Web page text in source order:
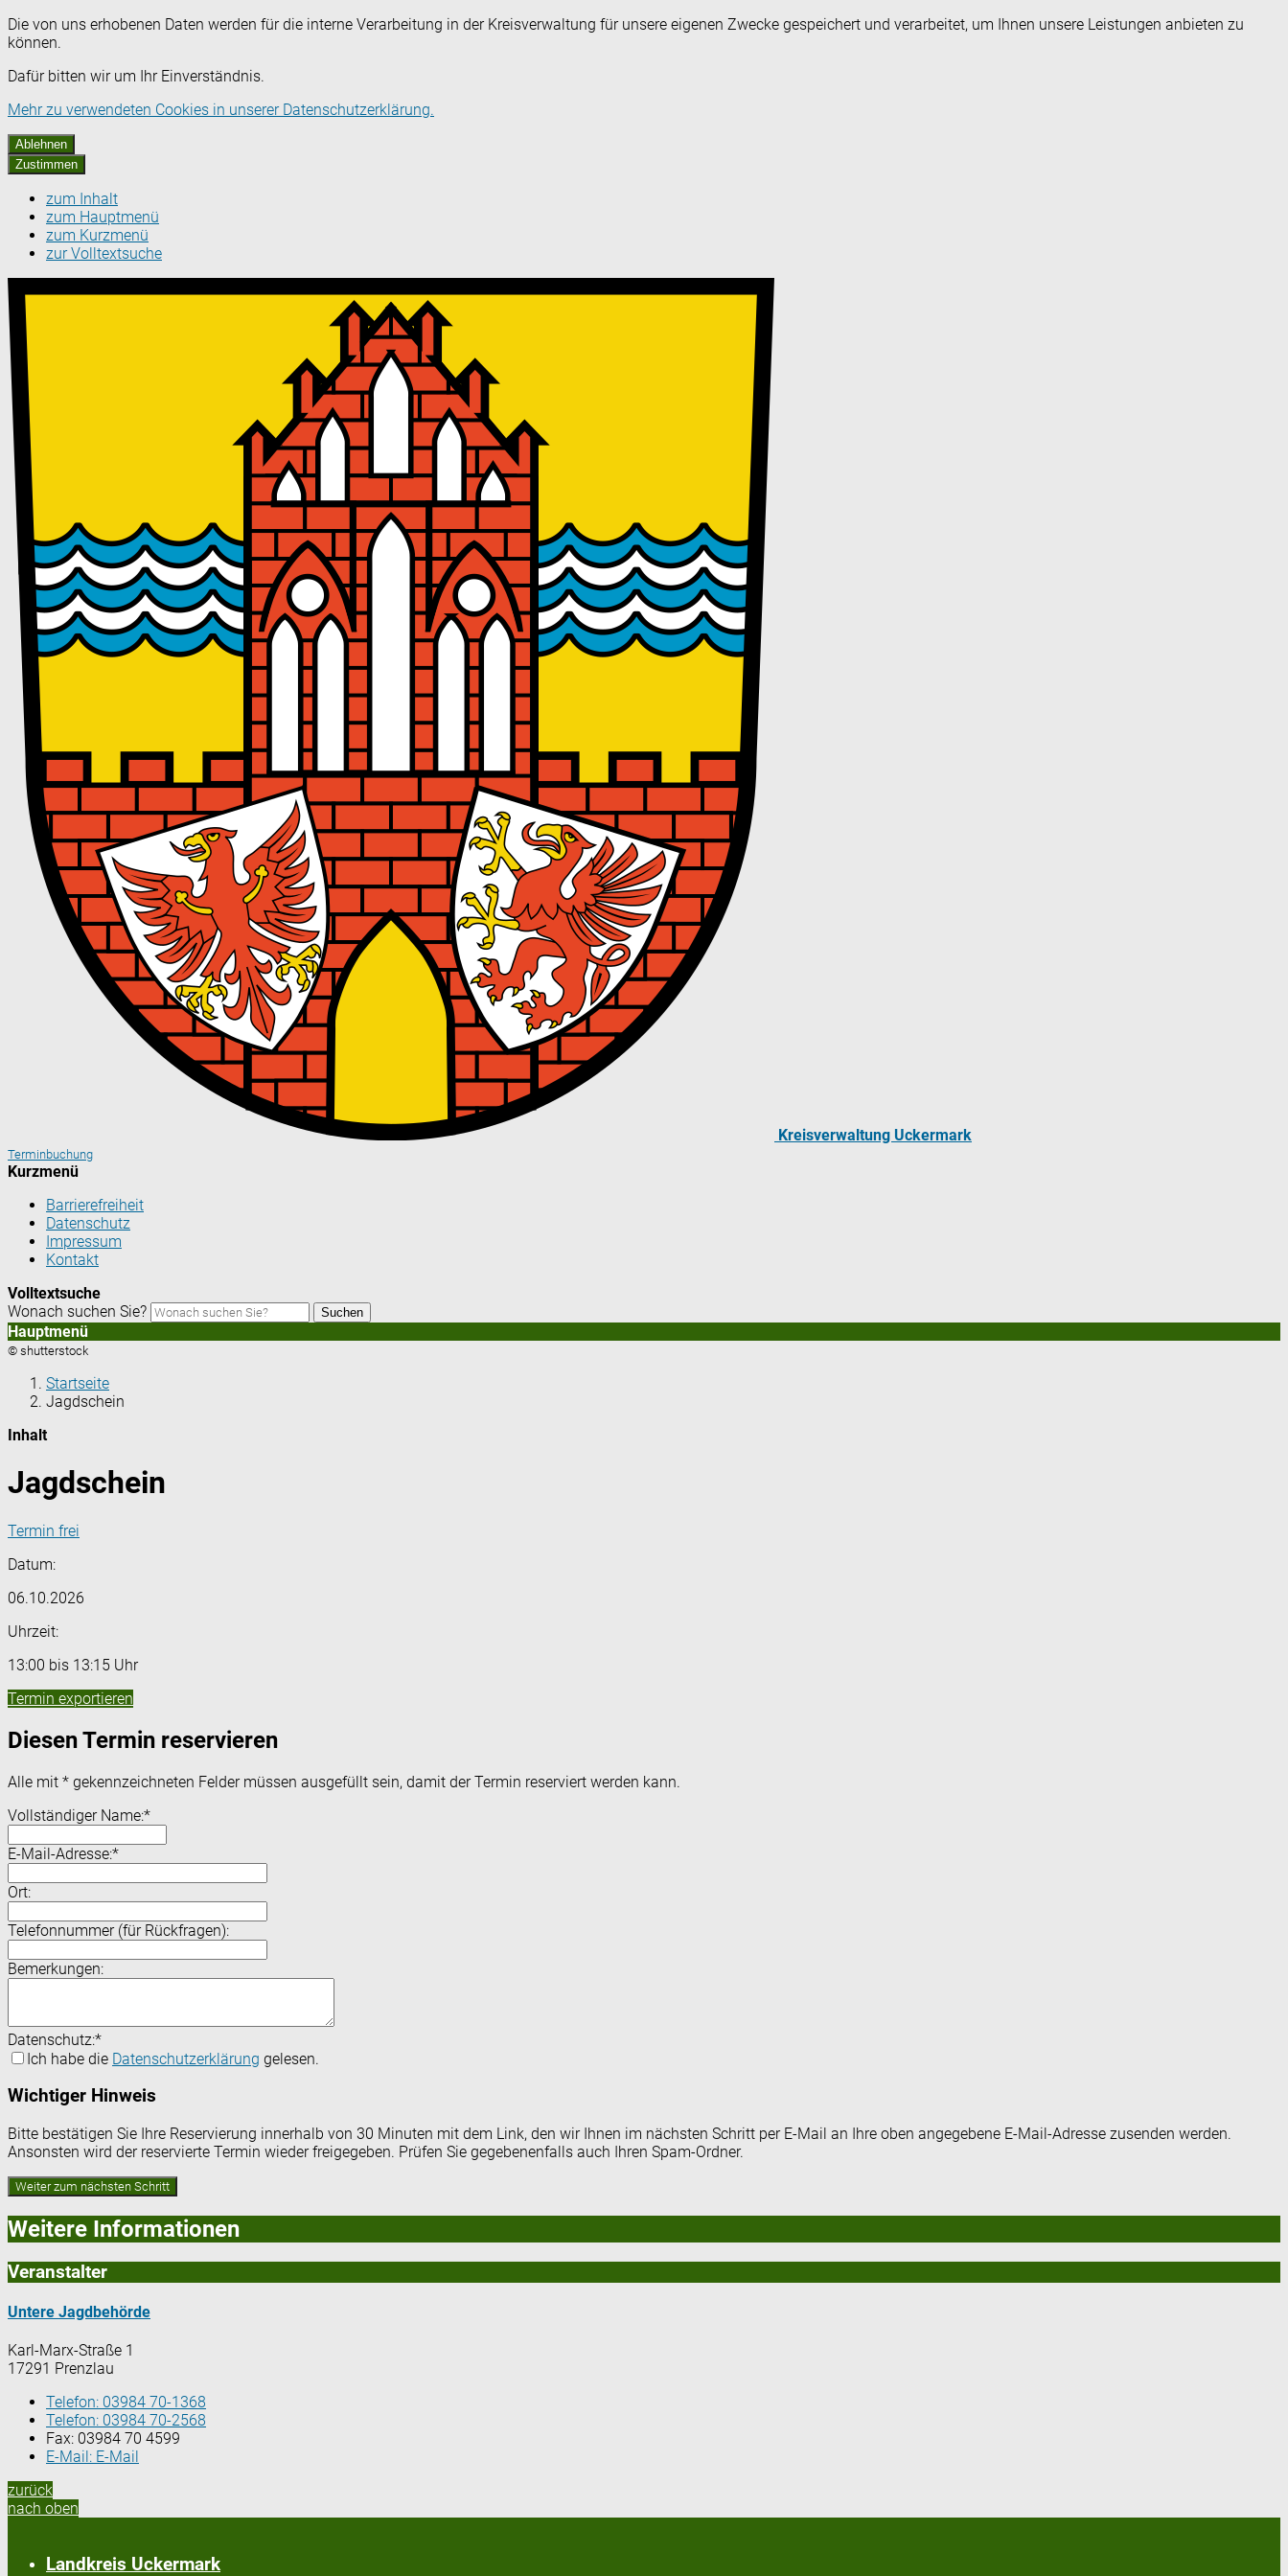
Die von uns erhobenen Daten werden für die interne Verarbeitung in der Kreisverwaltung für unsere eigenen Zwecke gespeichert und verarbeitet, um Ihnen unsere Leistungen anbieten zu
können.
Dafür bitten wir um Ihr Einverständnis.
Mehr zu verwendeten Cookies in unserer Datenschutzerklärung.
Ablehnen
Zustimmen
zum Inhalt
zum Hauptmenü
zum Kurzmenü
zur Volltextsuche
Kreisverwaltung Uckermark
Terminbuchung
Kurzmenü
Barrierefreiheit
Datenschutz
Impressum
Kontakt
Volltextsuche
Wonach suchen Sie?
Suchen
Hauptmenü
© shutterstock
Startseite
Jagdschein
Inhalt
Jagdschein
Termin frei
Datum:
06.10.2026
Uhrzeit:
13:00 bis 13:15 Uhr
Termin exportieren
Diesen Termin reservieren
Alle mit * gekennzeichneten Felder müssen ausgefüllt sein, damit der Termin reserviert werden kann.
Vollständiger Name:*
E-Mail-Adresse:*
Ort:
Telefonnummer (für Rückfragen):
Bemerkungen:
Datenschutz:*
Ich habe die Datenschutzerklärung gelesen.
Wichtiger Hinweis
Bitte bestätigen Sie Ihre Reservierung innerhalb von 30 Minuten mit dem Link, den wir Ihnen im nächsten Schritt per E-Mail an Ihre oben angegebene E-Mail-Adresse zusenden werden.
Ansonsten wird der reservierte Termin wieder freigegeben. Prüfen Sie gegebenenfalls auch Ihren Spam-Ordner.
Weitere Informationen
Veranstalter
Untere Jagdbehörde
Karl-Marx-Straße 1
17291 Prenzlau
Telefon: 03984 70-1368
Telefon: 03984 70-2568
Fax: 03984 70 4599
E-Mail: E-Mail
zurück
nach oben
Landkreis Uckermark